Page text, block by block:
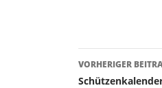
VORHERIGER